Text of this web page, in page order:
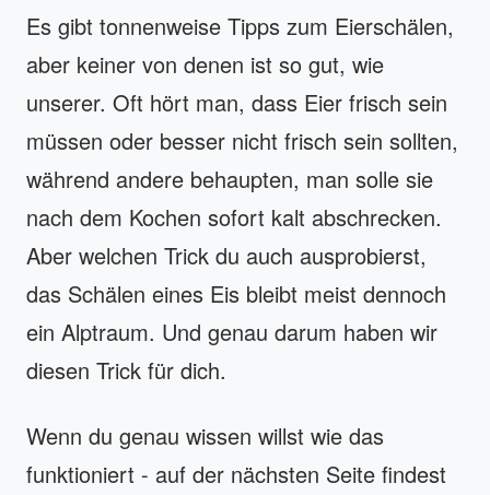
Es gibt tonnenweise Tipps zum Eierschälen,
aber keiner von denen ist so gut, wie
unserer. Oft hört man, dass Eier frisch sein
müssen oder besser nicht frisch sein sollten,
während andere behaupten, man solle sie
nach dem Kochen sofort kalt abschrecken.
Aber welchen Trick du auch ausprobierst,
das Schälen eines Eis bleibt meist dennoch
ein Alptraum. Und genau darum haben wir
diesen Trick für dich.
Wenn du genau wissen willst wie das
funktioniert - auf der nächsten Seite findest